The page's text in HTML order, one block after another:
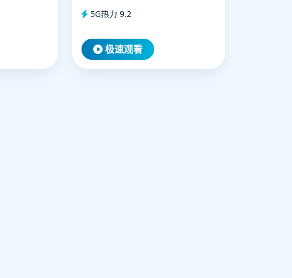
5G热力 9.2
极速观看